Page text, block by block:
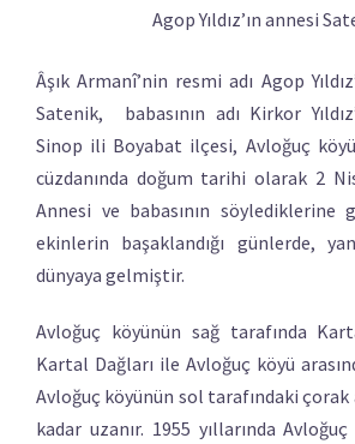
Agop Yıldız’ın annesi
Âşık Armanî’nin resmi adı Agop
Satenik, babasının adı Kirkor
Sinop ili Boyabat ilçesi, Avloğuç
cüzdanında doğum tarihi olarak 2
Annesi ve babasının söylediklerine
ekinlerin başaklandığı günlerde,
dünyaya gelmiştir.
Avloğuç köyünün sağ tarafında
Kartal Dağları ile Avloğuç köyü
Avloğuç köyünün sol tarafındaki çorak
kadar uzanır. 1955 yıllarında